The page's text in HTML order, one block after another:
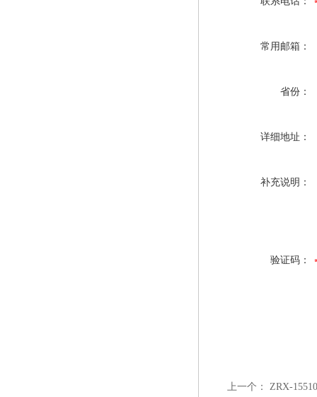
常用邮箱：
省份：
详细地址：
补充说明：
验证码：
上一个： ZRX-